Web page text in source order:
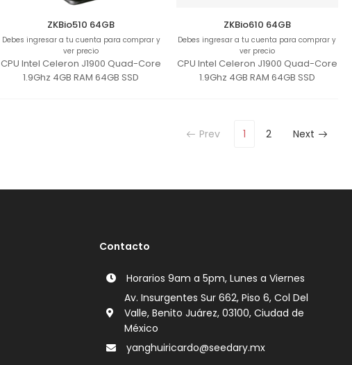
ZKBio510 64GB
Debes ingresar a tu cuenta para comprar y
ver precio
CPU Intel Celeron J1900 Quad-Core
1.9Ghz 4GB RAM 64GB SSD
ZKBio610 64GB
Debes ingresar a tu cuenta para comprar y
ver precio
CPU Intel Celeron J1900 Quad-Core
1.9Ghz 4GB RAM 64GB SSD
Prev 1 2 Next
Contacto
Horarios 9am a 5pm, Lunes a Viernes
Av. Insurgentes Sur 662, Piso 6, Col Del
Valle, Benito Juárez, 03100, Ciudad de
México
yanghuiricardo@seedary.mx